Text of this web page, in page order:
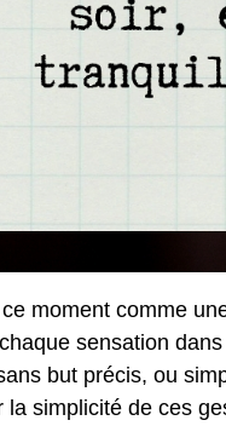
moment comme
sensation
but précis, ou
la simplicité de ces